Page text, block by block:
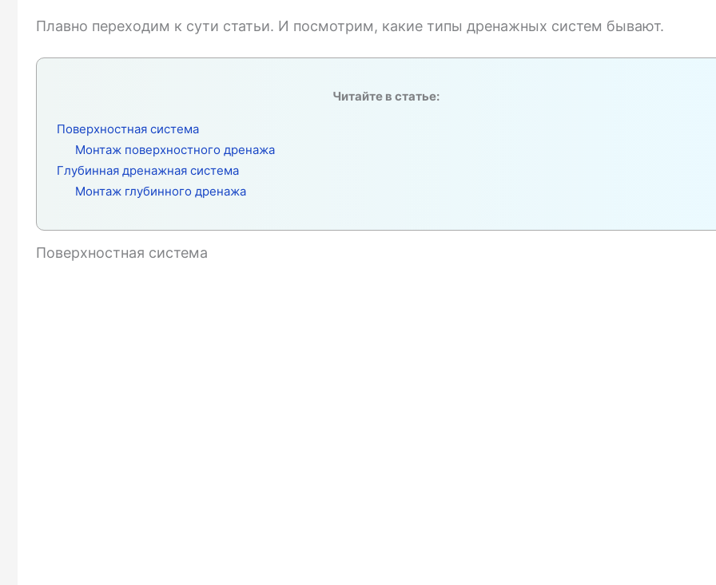
Плавно переходим к сути статьи. И посмотрим, какие типы дренажных систем бывают.
Читайте в статье:
Поверхностная система
Монтаж поверхностного дренажа
Глубинная дренажная система
Монтаж глубинного дренажа
Поверхностная система